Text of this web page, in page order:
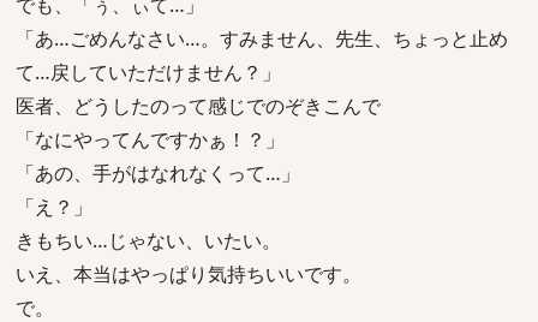
「あ…ごめんなさい…。すみません、先生、ちょっと止め
て…戻していただけません？」
医者、どうしたのって感じでのぞきこんで
「なにやってんですかぁ！？」
「あの、手がはなれなくって…」
「え？」
きもちい…じゃない、いたい。
いえ、本当はやっぱり気持ちいいです。
で。